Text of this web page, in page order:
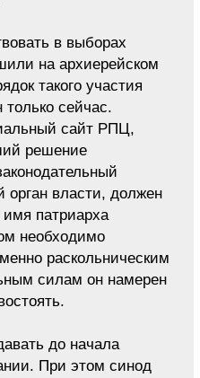
в выборах
на архиерейском
такого участия
сейчас.
сайт РПЦ,
решение
орган власти, должен
патриарха
необходимо
раскольническим
силам он намерен
до начала
При этом синод